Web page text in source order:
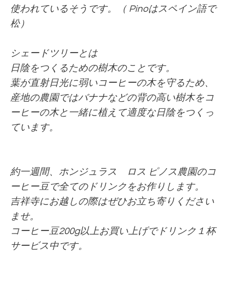
使われているそうです。（ Pinoはスペイン語で
松）
シェードツリーとは
日陰をつくるための樹木のことです。
葉が直射日光に弱いコーヒーの木を守るため、
産地の農園ではバナナなどの背の高い樹木をコ
ーヒーの木と一緒に植えて適度な日陰をつくっ
ています。
約一週間、ホンジュラス ロス ピノス農園のコ
ーヒー豆で全てのドリンクをお作りします。
吉祥寺にお越しの際はぜひお立ち寄りください
ませ。
コーヒー豆200g以上お買い上げでドリンク１杯
サービス中です。